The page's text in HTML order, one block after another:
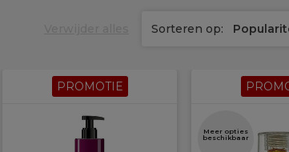
Sorteren op:
PROMOTIE
Meer opties
beschikbaar